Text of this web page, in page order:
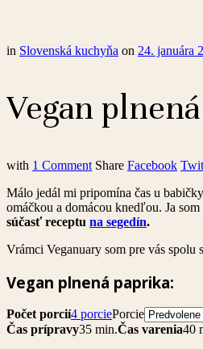
in Slovenská kuchyňa on 24. januára
Vegan
with 1 Comment Share Facebook
Málo jedál mi pripomína čas u
omáčkou a domácou knedľou. Ja
súčasť receptu na segedín.
Vrámci Veganuary som pre vás
Vegan plnená paprika:
Počet porcií4 porciePorcie
Čas prípravy35 min.Čas varenia40